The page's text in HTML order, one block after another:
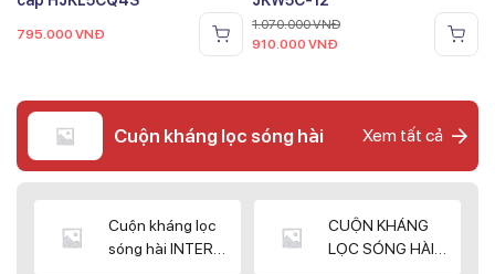
795.000 VNĐ
1.070.000VNĐ
910.000 VNĐ
Cuộn kháng lọc sóng hài Xem tất cả
Cuộn kháng lọc
sóng hài INTER
CUỘN KHÁNG
LỌC SÓNG HÀI